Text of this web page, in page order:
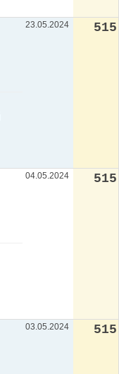
23.05.2024 515
04.05.2024 515
03.05.2024 515